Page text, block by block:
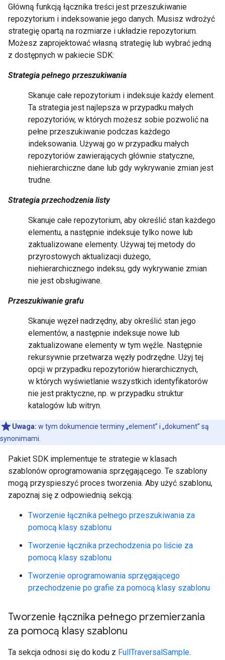
Główną funkcją łącznika treści jest przeszukiwanie
repozytorium i indeksowanie jego danych. Musisz wdrożyć
strategię opartą na rozmiarze i układzie repozytorium.
Możesz zaprojektować własną strategię lub wybrać jedną
z dostępnych w pakiecie SDK:
Strategia pełnego przeszukiwania
Skanuje całe repozytorium i indeksuje każdy element.
Ta strategia jest najlepsza w przypadku małych
repozytoriów, w których możesz sobie pozwolić na
pełne przeszukiwanie podczas każdego
indeksowania. Używaj go w przypadku małych
repozytoriów zawierających głównie statyczne,
niehierarchiczne dane lub gdy wykrywanie zmian jest
trudne.
Strategia przechodzenia listy
Skanuje całe repozytorium, aby określić stan każdego
elementu, a następnie indeksuje tylko nowe lub
zaktualizowane elementy. Używaj tej metody do
przyrostowych aktualizacji dużego,
niehierarchicznego indeksu, gdy wykrywanie zmian
nie jest obsługiwane.
Przeszukiwanie grafu
Skanuje węzeł nadrzędny, aby określić stan jego
elementów, a następnie indeksuje nowe lub
zaktualizowane elementy w tym węźle. Następnie
rekursywnie przetwarza węzły podrzędne. Użyj tej
opcji w przypadku repozytoriów hierarchicznych,
w których wyświetlanie wszystkich identyfikatorów
nie jest praktyczne, np. w przypadku struktur
katalogów lub witryn.
Uwaga: w tym dokumencie terminy „element” i „dokument” są
synonimami.
Pakiet SDK implementuje te strategie w klasach
szablonów oprogramowania sprzęgającego. Te szablony
mogą przyspieszyć proces tworzenia. Aby użyć szablonu,
zapoznaj się z odpowiednią sekcją:
Tworzenie łącznika pełnego przeszukiwania za
pomocą klasy szablonu
Tworzenie łącznika przechodzenia po liście za
pomocą klasy szablonu
Tworzenie oprogramowania sprzęgającego
przechodzenie po grafie za pomocą klasy szablonu
Tworzenie łącznika pełnego przemierzania
za pomocą klasy szablonu
Ta sekcja odnosi się do kodu z FullTraversalSample.